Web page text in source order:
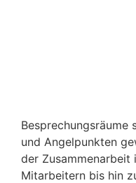
Besprechungsräume
und Angelpunkten
der Zusammenarbeit
Mitarbeitern bis hin